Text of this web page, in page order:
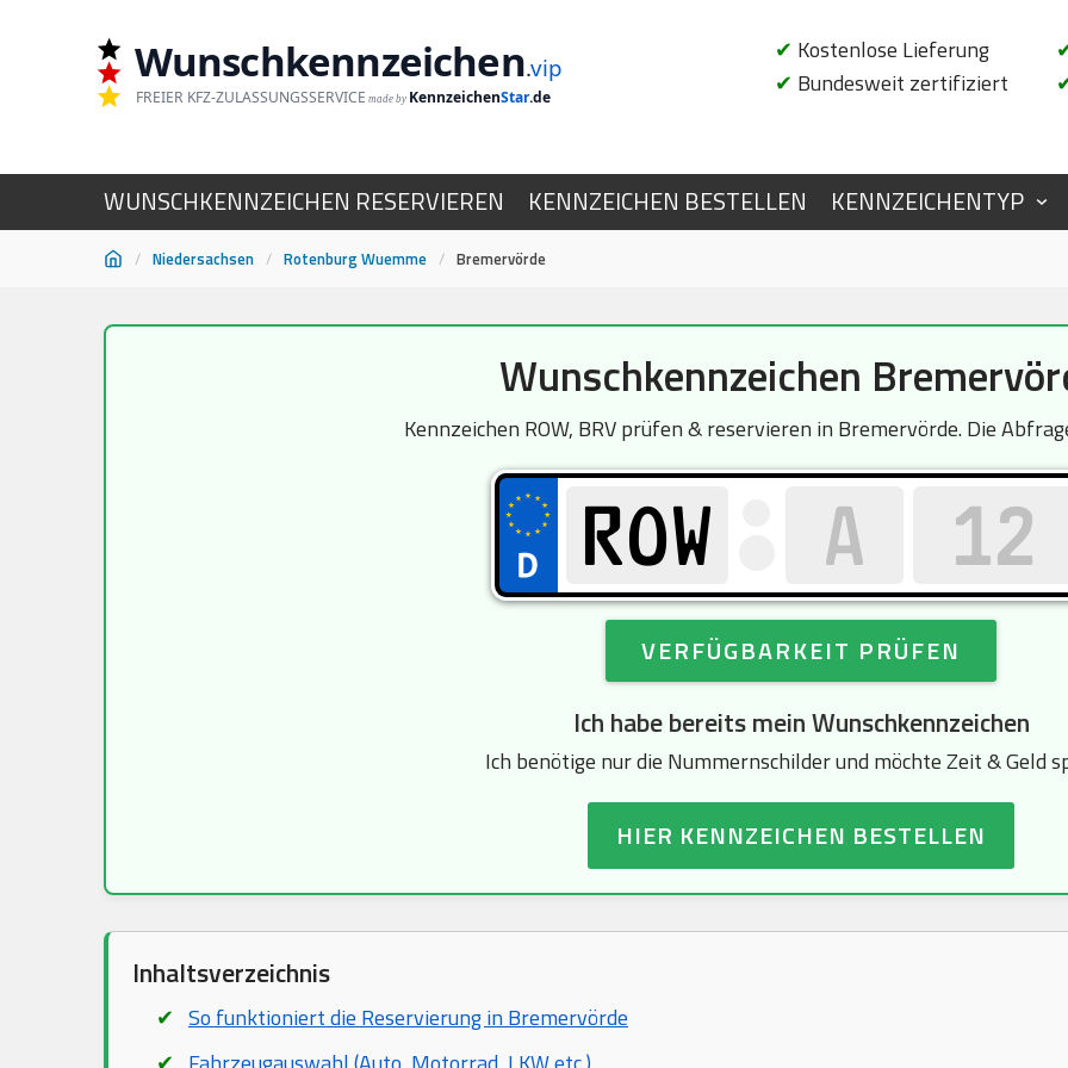
Wunschkennzeichen.vip
FREIER KFZ-ZULASSUNGSSERVICE made by KennzeichenStar.de
✔ Kostenlose Lieferung
✔ Bundesweit zertifiziert
WUNSCHKENNZEICHEN RESERVIEREN KENNZEICHEN BESTELLEN KENNZEICHENTYP
/ Niedersachsen / Rotenburg Wuemme / Bremervörde
Wunschkennzeichen
Kennzeichen ROW, BRV prüfen & reservieren in Bremervörde. Die
VERFÜGBARKEIT PRÜFEN
Ich habe bereits mein Wunschkennzeichen
Ich benötige nur die Nummernschilder und möchte Zeit & Geld
HIER KENNZEICHEN BESTELLEN
Inhaltsverzeichnis
So funktioniert die Reservierung in Bremervörde